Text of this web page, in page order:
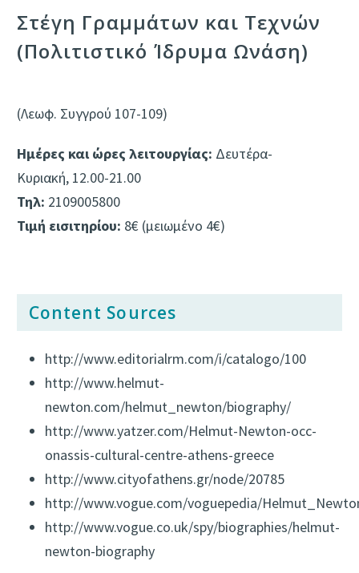
Στέγη Γραμμάτων και Τεχνών
(Πολιτιστικό Ίδρυμα Ωνάση)
(Λεωφ. Συγγρού 107-109)
Ημέρες και ώρες λειτουργίας: Δευτέρα-
Κυριακή, 12.00-21.00
Τηλ: 2109005800
Τιμή εισιτηρίου: 8€ (μειωμένο 4€)
Content Sources
http://www.editorialrm.com/i/catalogo/100
http://www.helmut-
newton.com/helmut_newton/biography/
http://www.yatzer.com/Helmut-Newton-occ-
onassis-cultural-centre-athens-greece
http://www.cityofathens.gr/node/20785
http://www.vogue.com/voguepedia/
http://www.vogue.co.uk/spy/biographies/helmut-
newton-biography